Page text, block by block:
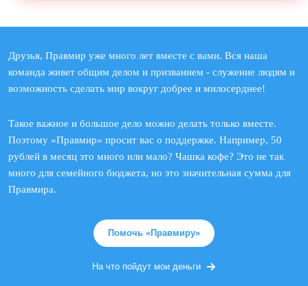
Друзья, Правмир уже много лет вместе с вами. Вся наша
команда живет общим делом и призванием - служение людям и
возможность сделать мир вокруг добрее и милосерднее!
Такое важное и большое дело можно делать только вместе.
Поэтому «Правмир» просит вас о поддержке. Например, 50
рублей в месяц это много или мало? Чашка кофе? Это не так
много для семейного бюджета, но это значительная сумма для
Правмира.
Помочь «Правмиру»
На что пойдут мои деньги